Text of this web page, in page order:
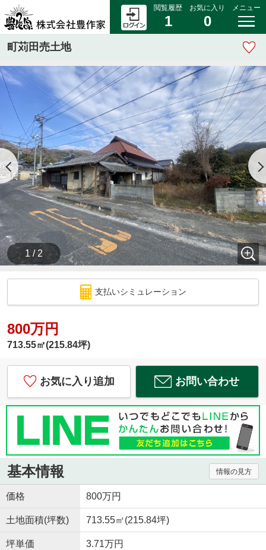
閲覧履歴
1
お気に入り
0
メニュー
町苅田売土地
1 / 2
支払いシミュレーション
800万円
713.55㎡(215.84坪)
お気に入り追加 お問い合わせ
基本情報 情報の見方
価格 800万円
土地面積(坪数) 713.55㎡(215.84坪)
坪単価 3.71万円